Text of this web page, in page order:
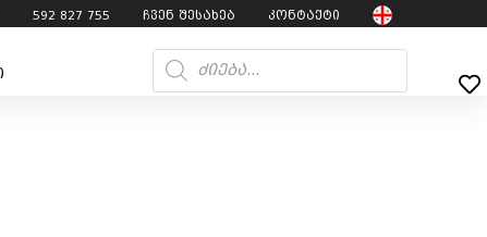
592 827 755 ჩვენ შესახებ კონტაქტი